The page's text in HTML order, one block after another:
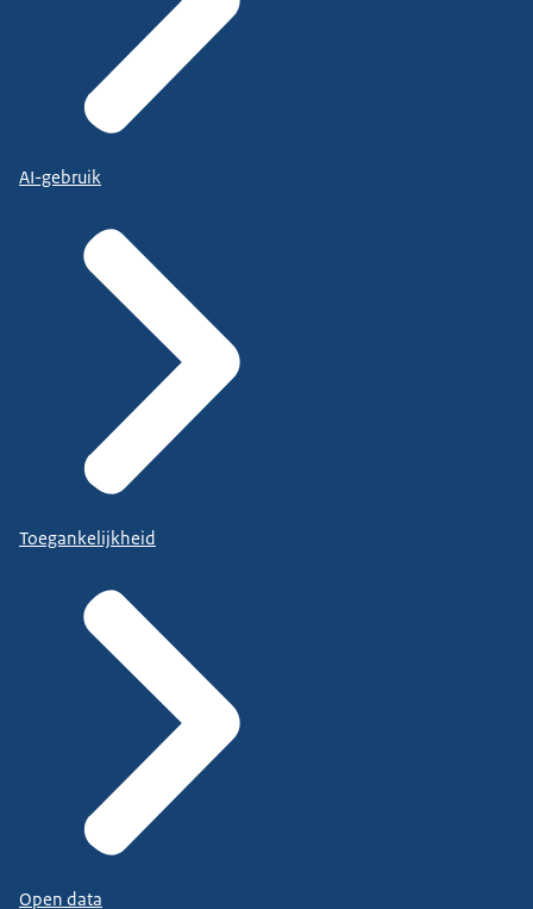
AI-gebruik
Toegankelijkheid
Open data